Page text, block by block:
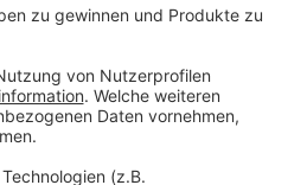
zum Thema: